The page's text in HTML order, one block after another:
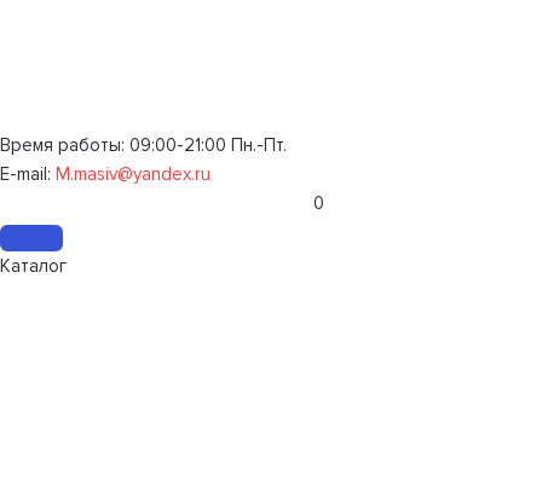
Время работы: 09:00-21:00 Пн.-Пт.
E-mail: M.masiv@yandex.ru
0
Каталог